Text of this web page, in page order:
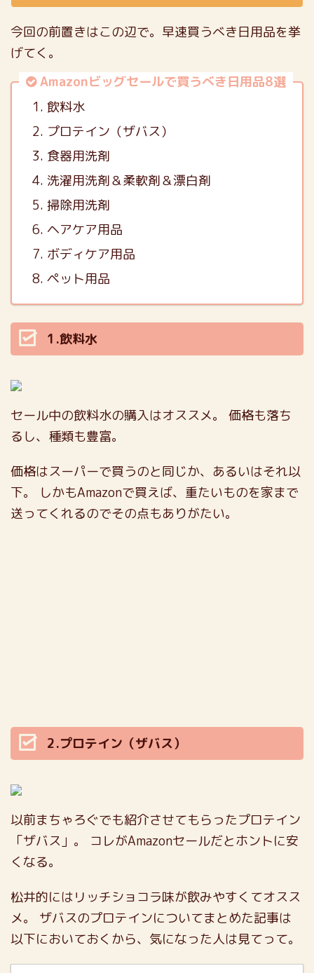
今回の前置きはこの辺で。早速買うべき日用品を挙
げてく。
Amazonビッグセールで買うべき日用品8選
飲料水
プロテイン（ザバス）
食器用洗剤
洗濯用洗剤＆柔軟剤＆漂白剤
掃除用洗剤
ヘアケア用品
ボディケア用品
ペット用品
1.飲料水
セール中の飲料水の購入はオススメ。
価格も落ち
るし、種類も豊富。
価格はスーパーで買うのと同じか、あるいはそれ以
下。
しかもAmazonで買えば、重たいものを家まで
送ってくれるのでその点もありがたい。
2.プロテイン（ザバス）
以前まちゃろぐでも紹介させてもらったプロテイン
「ザバス」。
コレがAmazonセールだとホントに安
くなる。
松井的にはリッチショコラ味が飲みやすくてオスス
メ。
ザバスのプロテインについてまとめた記事は
以下においておくから、気になった人は見てって。